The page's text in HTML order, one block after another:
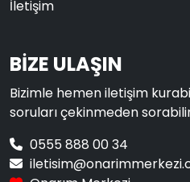
İletişim
BİZE ULAŞIN
Bizimle hemen iletişim
soruları çekinmeden
0555 888 00 34